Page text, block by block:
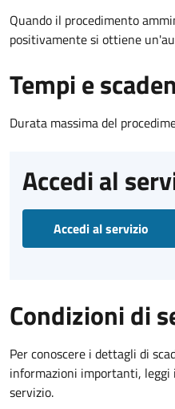
Quando il procedimento
positivamente si ottiene
Tempi e
Durata massima del
Accedi al
Accedi al servizio
Condizioni di
Per conoscere i dettagli di
informazioni importanti,
servizio.